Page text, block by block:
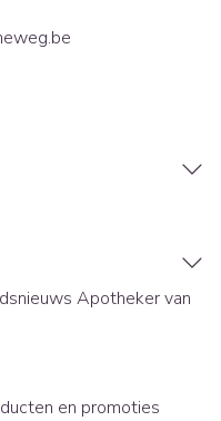
Apotheker van
en promoties